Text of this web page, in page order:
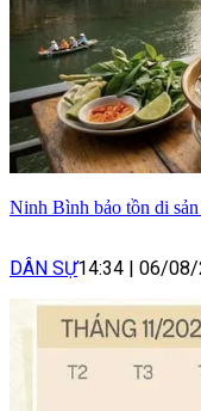
Ninh Bình bảo tồn di
DÂN SỰ14:34 06/08/